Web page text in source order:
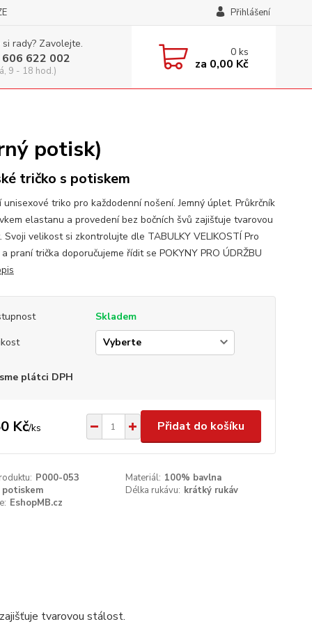
Přihlášení
rady? Zavolejte.
622 002
9 - 18 hod.)
0ks
za 0,00 Kč
potisk)
tričko s potiskem
unisexové triko pro každodenní nošení. Jemný úplet. Průkrčník
elastanu a provedení bez bočních švů zajišťuje tvarovou
Svoji velikost si zkontrolujte dle TABULKY VELIKOSTÍ Pro
praní trička doporučujeme řídit se POKYNY PRO ÚDRŽBU
Skladem
plátci DPH
Kč/ks Přidat do košíku
P000-053 Materiál: 100% bavlna
potiskem Délka rukávu: krátký rukáv
EshopMB.cz
tvarovou stálost.